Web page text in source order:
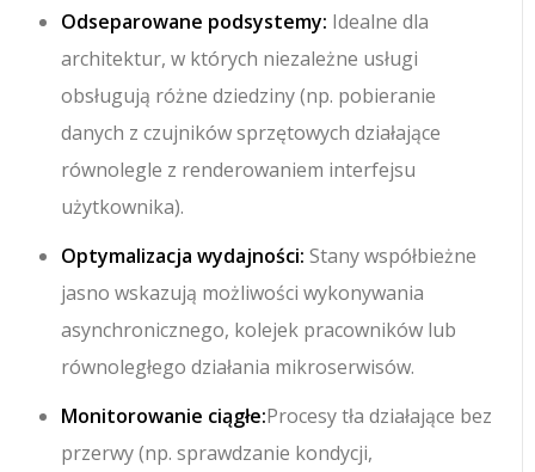
Odseparowane podsystemy: Idealne dla
architektur, w których niezależne usługi
obsługują różne dziedziny (np. pobieranie
danych z czujników sprzętowych działające
równolegle z renderowaniem interfejsu
użytkownika).
Optymalizacja wydajności: Stany współbieżne
jasno wskazują możliwości wykonywania
asynchronicznego, kolejek pracowników lub
równoległego działania mikroserwisów.
Monitorowanie ciągłe:Procesy tła działające bez
przerwy (np. sprawdzanie kondycji,